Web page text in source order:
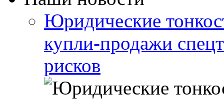
Юридические
купли-продажи
рисков